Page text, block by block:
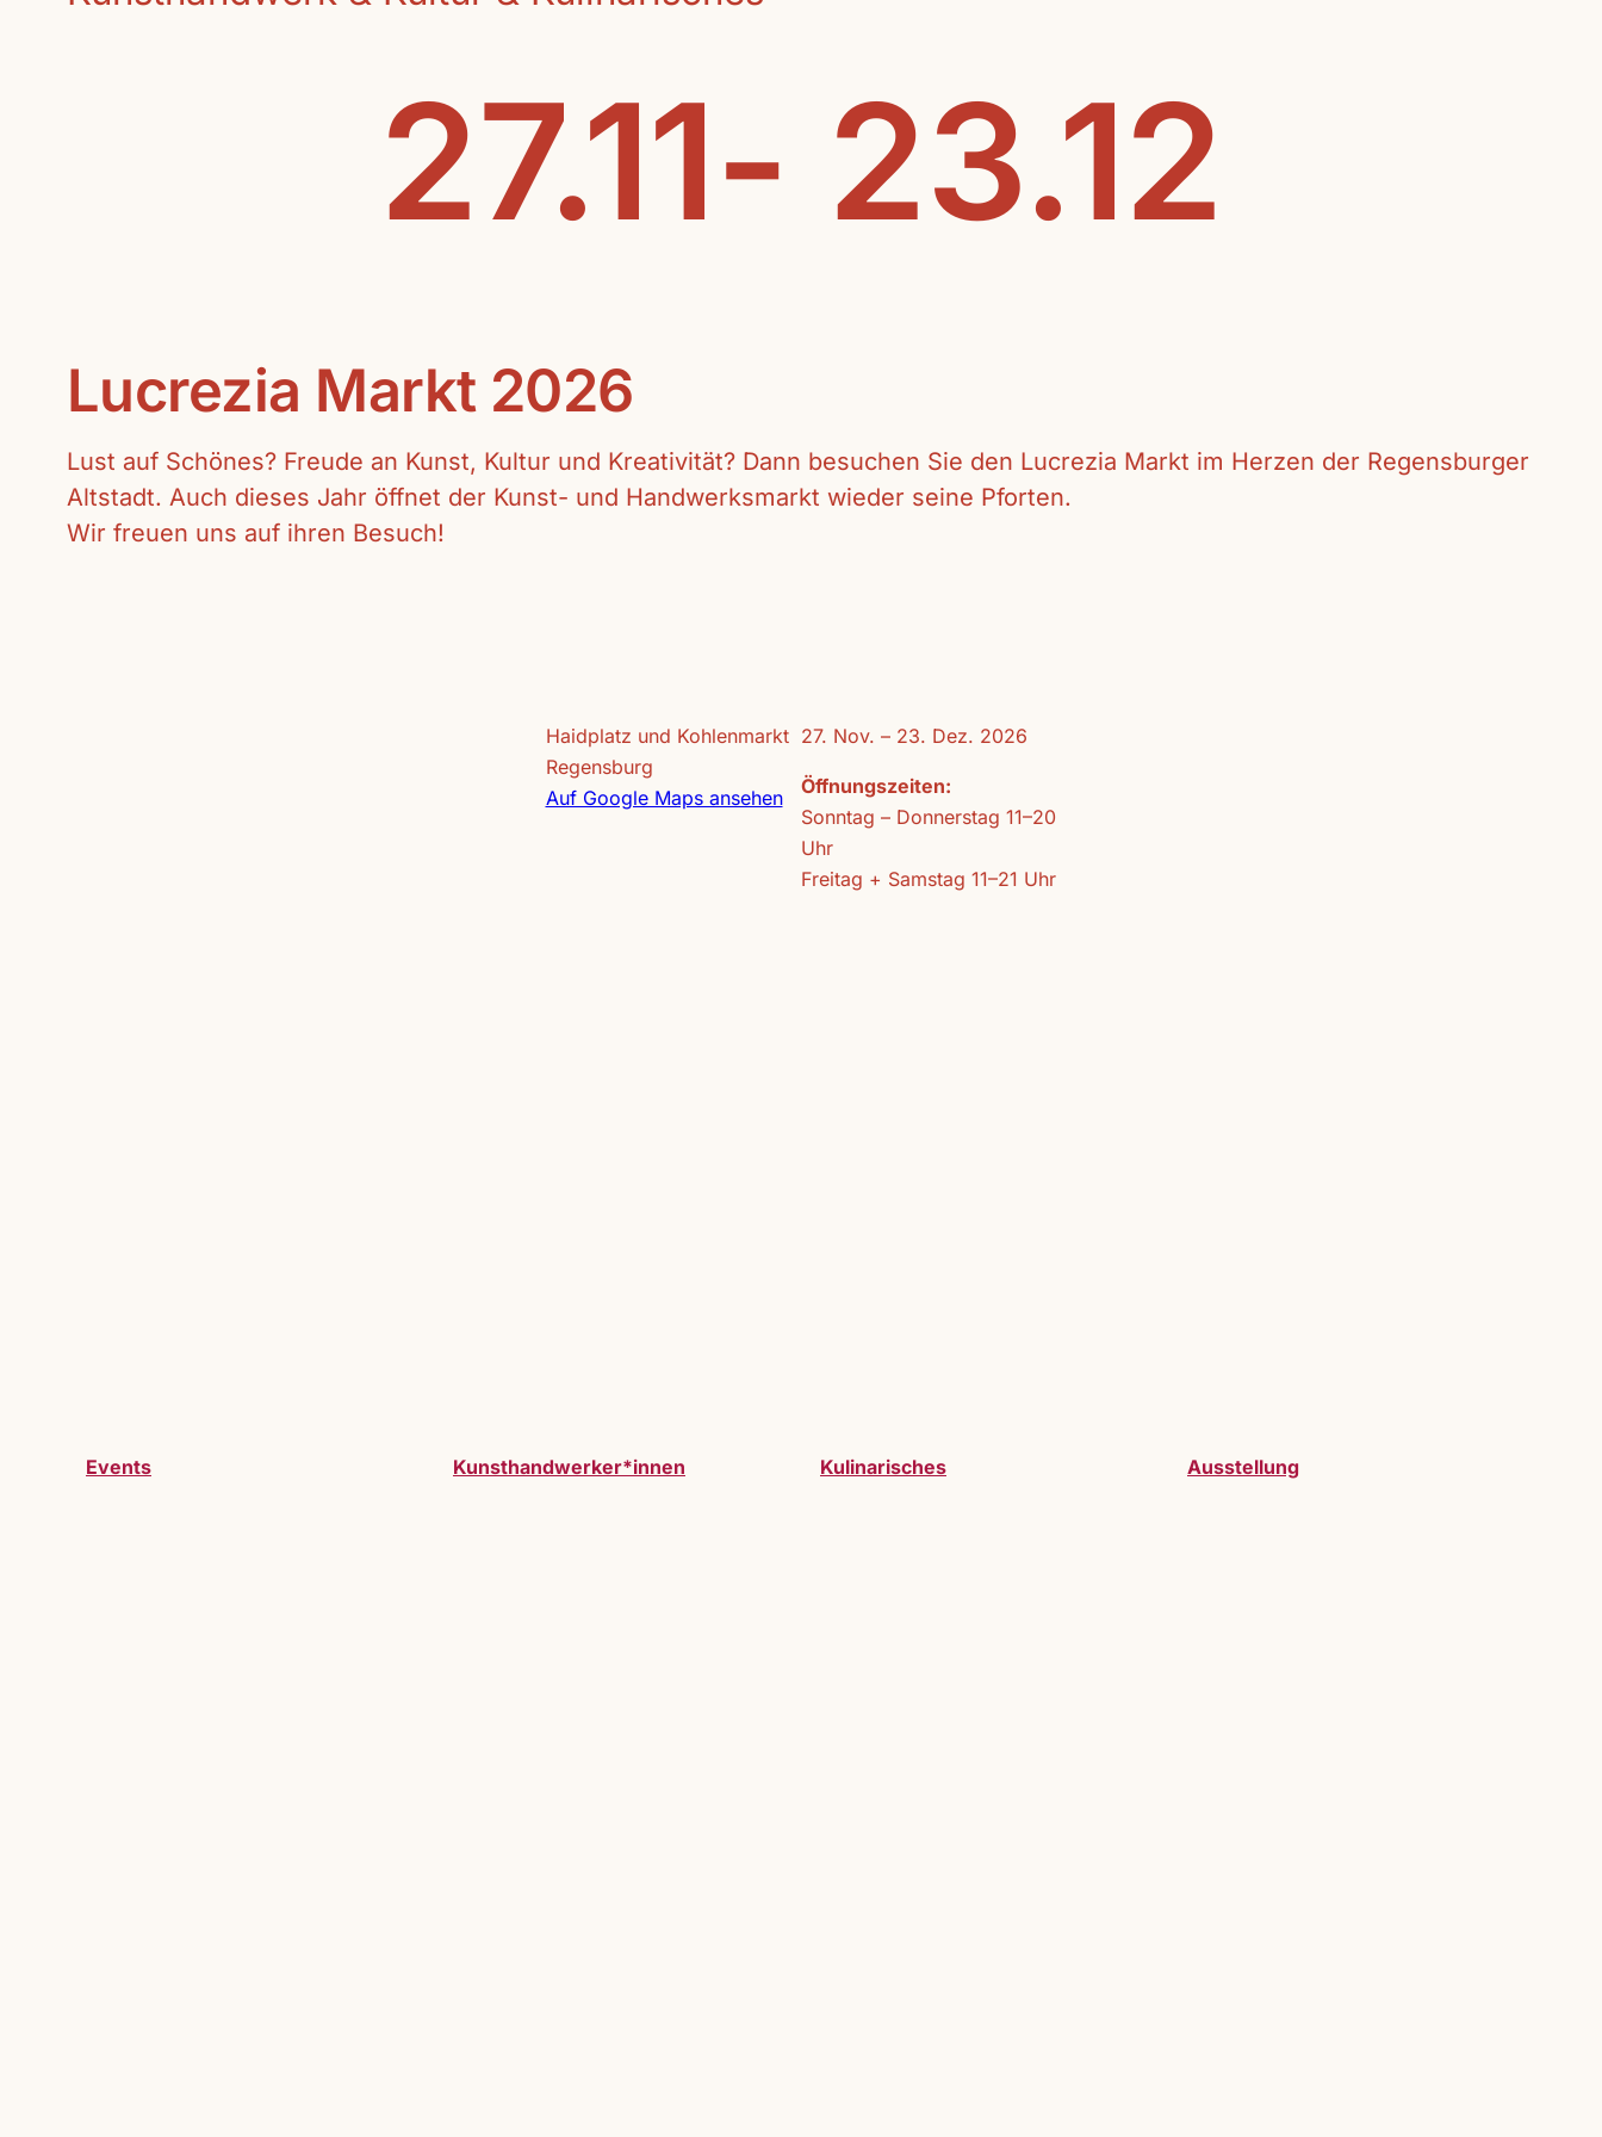
27.11- 23.12
Lucrezia Markt 2026
Lust auf Schönes? Freude an Kunst, Kultur und Kreativität? Dann besuchen Sie den Lucrezia Markt im Herzen der Regensburger
Altstadt. Auch dieses Jahr öffnet der Kunst- und Handwerksmarkt wieder seine Pforten.
Wir freuen uns auf ihren Besuch!
Haidplatz und Kohlenmarkt
Regensburg
Auf Google Maps ansehen
27. Nov. – 23. Dez. 2026
Öffnungszeiten:
Sonntag – Donnerstag 11–20
Uhr
Freitag + Samstag 11–21 Uhr
Events Kunsthandwerker*innen Kulinarisches Ausstellung